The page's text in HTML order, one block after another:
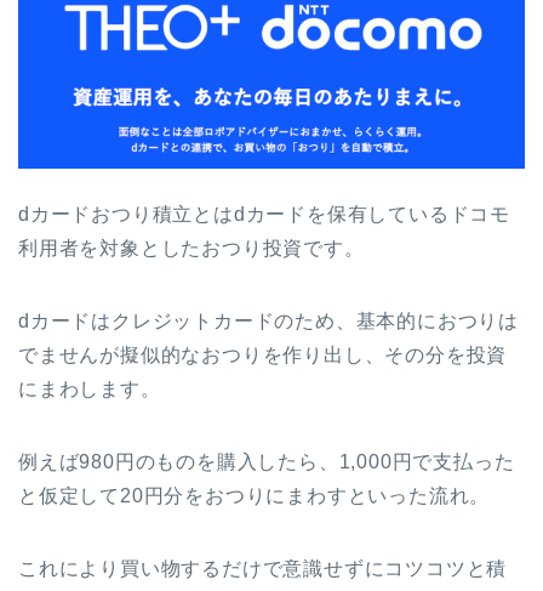
dカードおつり積立とはdカードを保有しているドコモ
利用者を対象としたおつり投資です。
dカードはクレジットカードのため、基本的におつりは
でませんが擬似的なおつりを作り出し、その分を投資
にまわします。
例えば980円のものを購入したら、1,000円で支払った
と仮定して20円分をおつりにまわすといった流れ。
これにより買い物するだけで意識せずにコツコツと積